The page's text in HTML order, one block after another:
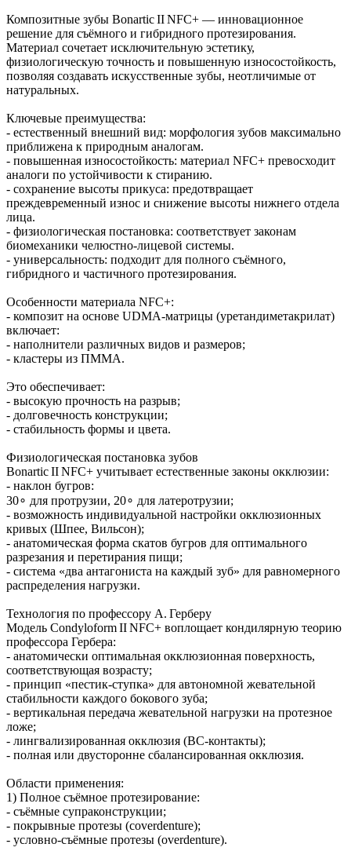
Композитные зубы Bonartic II NFC+ — инновационное
решение для съёмного и гибридного протезирования.
Материал сочетает исключительную эстетику,
физиологическую точность и повышенную износостойкость,
позволяя создавать искусственные зубы, неотличимые от
натуральных.
Ключевые преимущества:
- естественный внешний вид: морфология зубов максимально
приближена к природным аналогам.
- повышенная износостойкость: материал NFC+ превосходит
аналоги по устойчивости к стиранию.
- сохранение высоты прикуса: предотвращает
преждевременный износ и снижение высоты нижнего отдела
лица.
- физиологическая постановка: соответствует законам
биомеханики челюстно‑лицевой системы.
- универсальность: подходит для полного съёмного,
гибридного и частичного протезирования.
Особенности материала NFC+:
- композит на основе UDMA‑матрицы (уретандиметакрилат)
включает:
- наполнители различных видов и размеров;
- кластеры из ПММА.
Это обеспечивает:
- высокую прочность на разрыв;
- долговечность конструкции;
- стабильность формы и цвета.
Физиологическая постановка зубов
Bonartic II NFC+ учитывает естественные законы окклюзии:
- наклон бугров:
30∘ для протрузии, 20∘ для латеротрузии;
- возможность индивидуальной настройки окклюзионных
кривых (Шпее, Вильсон);
- анатомическая форма скатов бугров для оптимального
разрезания и перетирания пищи;
- система «два антагониста на каждый зуб» для равномерного
распределения нагрузки.
Технология по профессору А. Герберу
Модель Condyloform II NFC+ воплощает кондилярную теорию
профессора Гербера:
- анатомически оптимальная окклюзионная поверхность,
соответствующая возрасту;
- принцип «пестик‑ступка» для автономной жевательной
стабильности каждого бокового зуба;
- вертикальная передача жевательной нагрузки на протезное
ложе;
- лингвализированная окклюзия (BC‑контакты);
- полная или двусторонне сбалансированная окклюзия.
Области применения:
1) Полное съёмное протезирование:
- съёмные супраконструкции;
- покрывные протезы (coverdenture);
- условно‑съёмные протезы (overdenture).